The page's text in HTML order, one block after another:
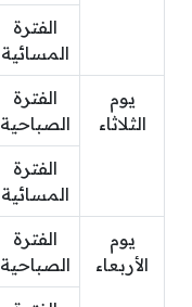
الفترة
المسائية
يوم
الثلاثاء
الفترة
الصباحية
الفترة
المسائية
يوم
الأربعاء
الفترة
الصباحية